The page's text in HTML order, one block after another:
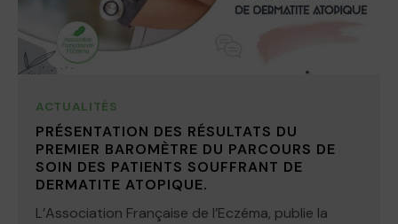
ACTUALITÉS
PRÉSENTATION DES RÉSULTATS DU
PREMIER BAROMÈTRE DU PARCOURS DE
SOIN DES PATIENTS SOUFFRANT DE
DERMATITE ATOPIQUE.
L’Association Française de l’Eczéma, publie la